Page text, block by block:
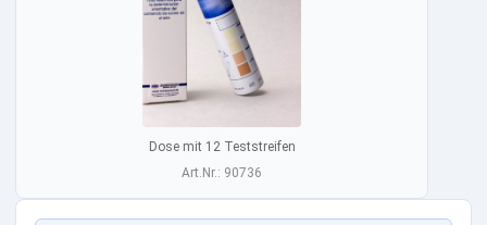
Dose mit 12 Teststreifen
Art.Nr.: 90736